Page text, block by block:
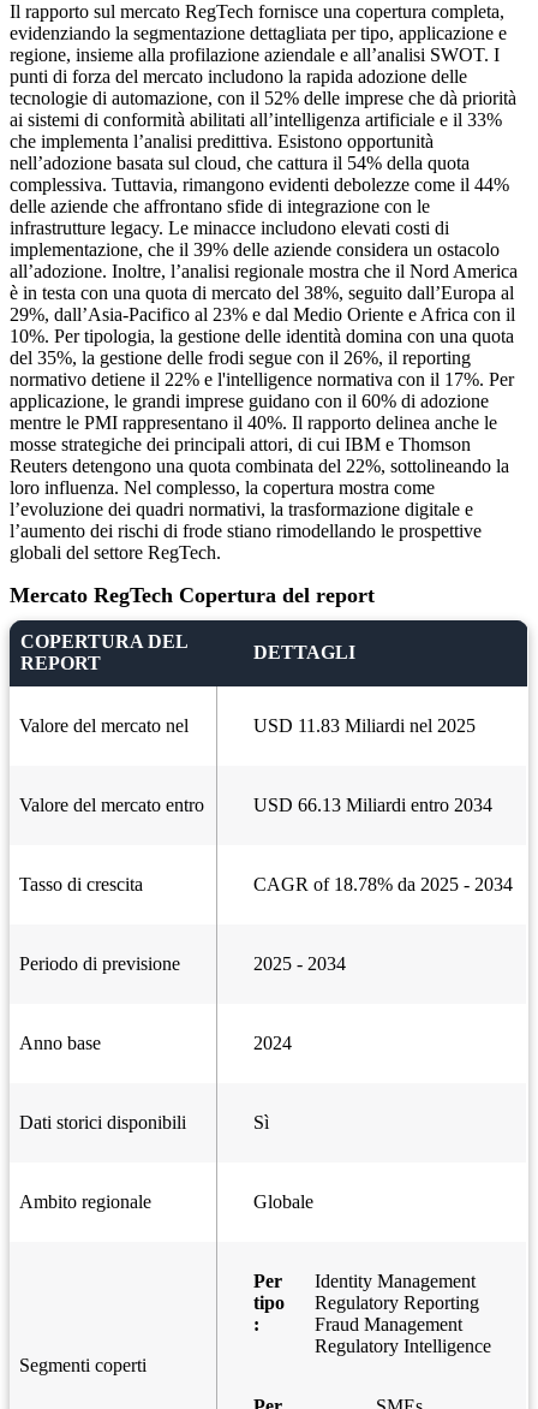
Il rapporto sul mercato RegTech fornisce una copertura completa,
evidenziando la segmentazione dettagliata per tipo, applicazione e
regione, insieme alla profilazione aziendale e all’analisi SWOT. I
punti di forza del mercato includono la rapida adozione delle
tecnologie di automazione, con il 52% delle imprese che dà priorità
ai sistemi di conformità abilitati all’intelligenza artificiale e il 33%
che implementa l’analisi predittiva. Esistono opportunità
nell’adozione basata sul cloud, che cattura il 54% della quota
complessiva. Tuttavia, rimangono evidenti debolezze come il 44%
delle aziende che affrontano sfide di integrazione con le
infrastrutture legacy. Le minacce includono elevati costi di
implementazione, che il 39% delle aziende considera un ostacolo
all’adozione. Inoltre, l’analisi regionale mostra che il Nord America
è in testa con una quota di mercato del 38%, seguito dall’Europa al
29%, dall’Asia-Pacifico al 23% e dal Medio Oriente e Africa con il
10%. Per tipologia, la gestione delle identità domina con una quota
del 35%, la gestione delle frodi segue con il 26%, il reporting
normativo detiene il 22% e l'intelligence normativa con il 17%. Per
applicazione, le grandi imprese guidano con il 60% di adozione
mentre le PMI rappresentano il 40%. Il rapporto delinea anche le
mosse strategiche dei principali attori, di cui IBM e Thomson
Reuters detengono una quota combinata del 22%, sottolineando la
loro influenza. Nel complesso, la copertura mostra come
l’evoluzione dei quadri normativi, la trasformazione digitale e
l’aumento dei rischi di frode stiano rimodellando le prospettive
globali del settore RegTech.
Mercato RegTech Copertura del report
COPERTURA DEL
REPORT
DETTAGLI
Valore del mercato nel USD 11.83 Miliardi nel 2025
Valore del mercato entro USD 66.13 Miliardi entro 2034
Tasso di crescita CAGR of 18.78% da 2025 - 2034
Periodo di previsione 2025 - 2034
Anno base 2024
Dati storici disponibili Sì
Ambito regionale Globale
Segmenti coperti
Per
tipo
:
Identity Management
Regulatory Reporting
Fraud Management
Regulatory Intelligence